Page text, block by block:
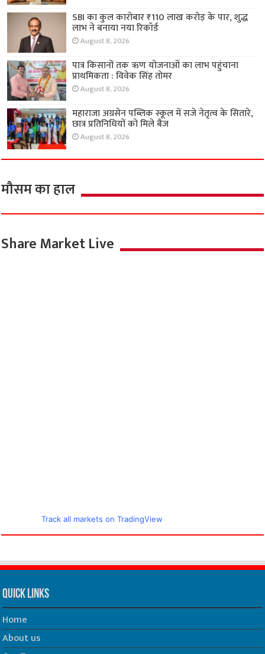
SBI का कुल कारोबार ₹110 लाख करोड़ के पार, शुद्ध
लाभ ने बनाया नया रिकॉर्ड
August 8, 2026
पात्र किसानों तक ऋण योजनाओं का लाभ पहुंचाना
प्राथमिकता : विवेक सिंह तोमर
August 8, 2026
महाराजा अग्रसेन पब्लिक स्कूल में सजे नेतृत्व के सितारे,
छात्र प्रतिनिधियों को मिले बैज
August 8, 2026
मौसम का हाल
Share Market Live
Track all markets on TradingView
Quick Links
Home
About us